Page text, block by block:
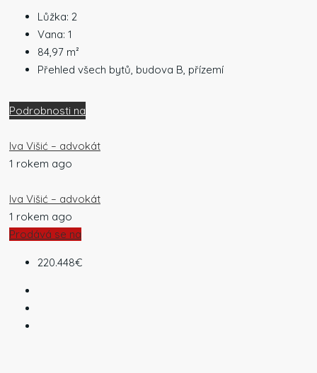
Lůžka: 2
Vana: 1
84,97 m²
Přehled všech bytů, budova B, přízemí
Podrobnosti na
Iva Višić – advokát
1 rokem ago
Iva Višić – advokát
1 rokem ago
Prodává se na
220.448€